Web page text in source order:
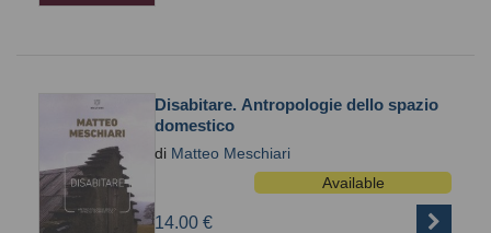
Disabitare. Antropologie dello spazio
domestico
di Matteo Meschiari
Available
14.00 €